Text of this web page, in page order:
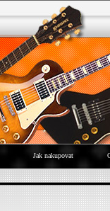
Jak nakupovat